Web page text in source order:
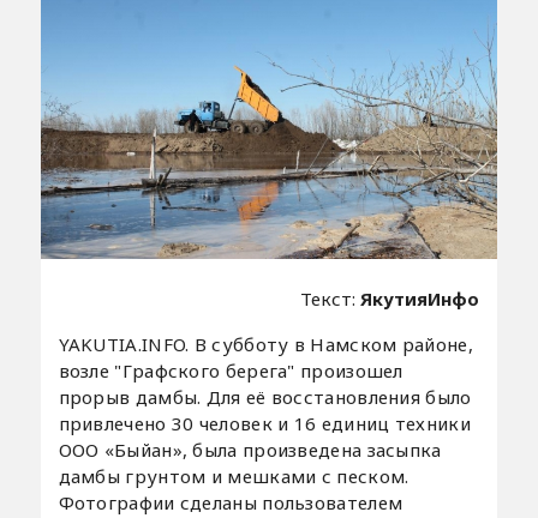
Текст:ЯкутияИнфо
YAKUTIA.INFO. В субботу в Намском районе,
возле "Графского берега" произошел
прорыв дамбы. Для её восстановления было
привлечено 30 человек и 16 единиц техники
ООО «Быйан», была произведена засыпка
дамбы грунтом и мешками с песком.
Фотографии сделаны пользователем